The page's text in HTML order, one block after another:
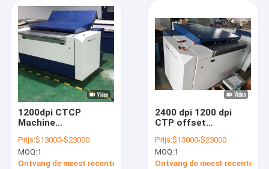
Producten
Ongeveer ons
Fabrieksreis
Contact de V.S.
1200dpi CTCP
Machine
Offset
Drukplaatmachine
Prijs:$13000-$23000
MOQ:1
Ontvang de meest recente Prijs
2400 dpi 1200 dpi
CTP offset
kW
Prijs:$13000-$23000
MOQ:1
Ontvang de meest recente